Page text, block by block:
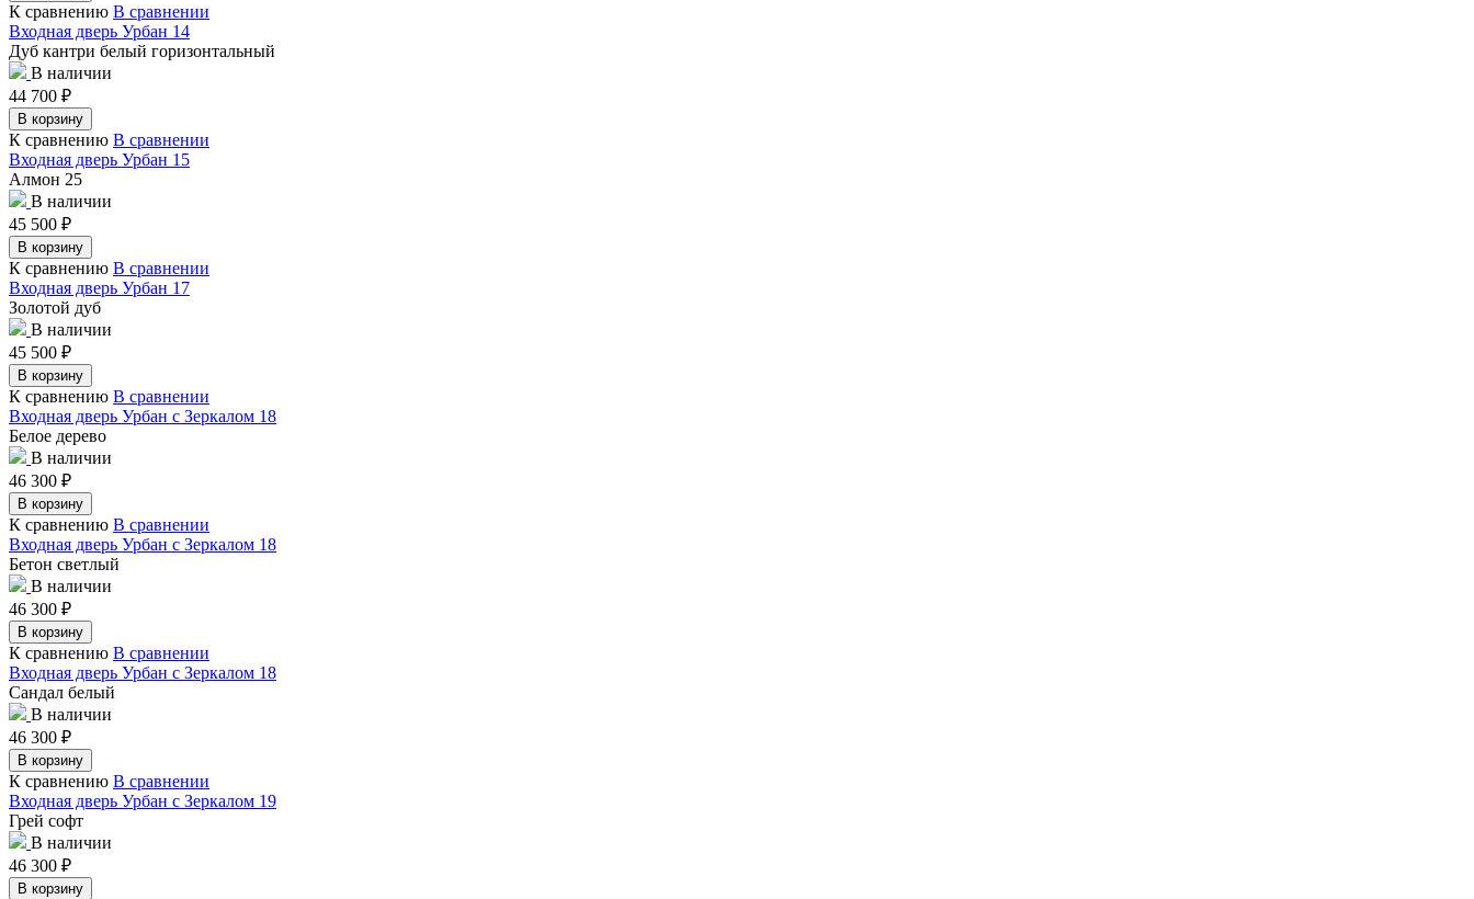
К сравнению В сравнении
Входная дверь Урбан 14
Дуб кантри белый горизонтальный
В наличии
44 700 ₽
В корзину
К сравнению В сравнении
Входная дверь Урбан 15
Алмон 25
В наличии
45 500 ₽
В корзину
К сравнению В сравнении
Входная дверь Урбан 17
Золотой дуб
В наличии
45 500 ₽
В корзину
К сравнению В сравнении
Входная дверь Урбан с Зеркалом 18
Белое дерево
В наличии
46 300 ₽
В корзину
К сравнению В сравнении
Входная дверь Урбан с Зеркалом 18
Бетон светлый
В наличии
46 300 ₽
В корзину
К сравнению В сравнении
Входная дверь Урбан с Зеркалом 18
Сандал белый
В наличии
46 300 ₽
В корзину
К сравнению В сравнении
Входная дверь Урбан с Зеркалом 19
Грей софт
В наличии
46 300 ₽
В корзину